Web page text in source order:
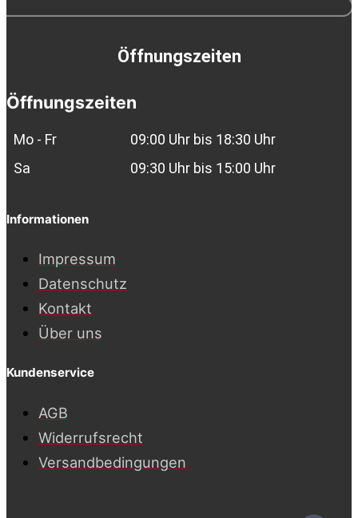
Öffnungszeiten
Öffnungszeiten
Mo - Fr
09:00 Uhr bis 18:30 Uhr
Sa
09:30 Uhr bis 15:00 Uhr
Informationen
Impressum
Datenschutz
Kontakt
Über uns
Kundenservice
AGB
Widerrufsrecht
Versandbedingungen